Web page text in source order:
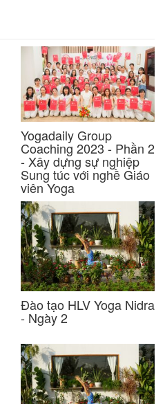
Yogadaily Group
Coaching 2023 - Phần 2
- Xây dựng sự nghiệp
Sung túc với nghề Giáo
viên Yoga
Đào tạo HLV Yoga Nidra
- Ngày 2